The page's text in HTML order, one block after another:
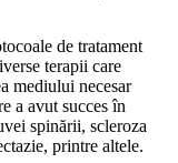
de tratament
terapii care
mediului necesar
a avut succes în
spinării, scleroza
printre altele.